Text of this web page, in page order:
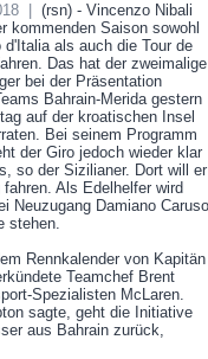
|
(rsn) - Vincenzo Nibali
kommenden Saison sowohl
d'Italia als auch die Tour de
Das hat der zweimalige
bei der Präsentation
Bahrain-Merida gestern
auf der kroatischen Insel
Bei seinem Programm
der Giro jedoch wieder klar
so der Sizilianer. Dort will er
Als Edelhelfer wird
Neuzugang Damiano Caruso
stehen.
Rennkalender von Kapitän
Teamchef Brent
Spezialisten McLaren.
sagte, geht die Initiative
aus Bahrain zurück,